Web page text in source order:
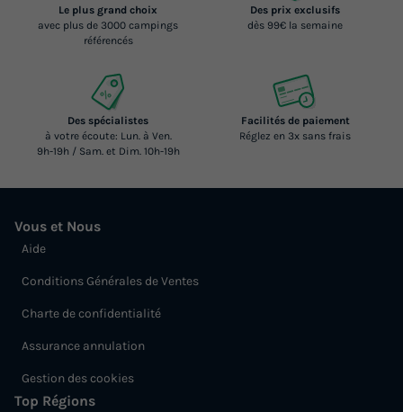
Le plus grand choix
avec plus de 3000 campings
référencés
Des prix exclusifs
dès 99€ la semaine
Des spécialistes
à votre écoute: Lun. à Ven.
9h-19h / Sam. et Dim. 10h-19h
Facilités de paiement
Réglez en 3x sans frais
Vous et Nous
Aide
Conditions Générales de Ventes
Charte de confidentialité
Assurance annulation
Gestion des cookies
Top Régions